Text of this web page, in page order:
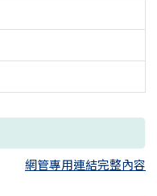
網管專用連結完整內容